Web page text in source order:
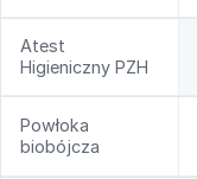
Atest
Higieniczny PZH
Powłoka
biobójcza